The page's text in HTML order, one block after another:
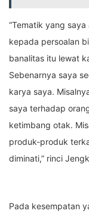
“Tematik yang
kepada persoalan
banalitas itu lewat
Sebenarnya saya
karya saya.
saya terhadap
ketimbang otak.
produk-produk
diminati,” rinci
Pada kesempatan